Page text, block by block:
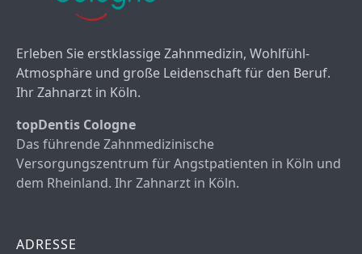
Erleben Sie erstklassige Zahnmedizin, Wohlfühl-
Atmosphäre und große Leidenschaft für den Beruf.
Ihr Zahnarzt in Köln.
topDentis Cologne
Das führende Zahnmedizinische
Versorgungszentrum für Angstpatienten in Köln und
dem Rheinland. Ihr Zahnarzt in Köln.
ADRESSE